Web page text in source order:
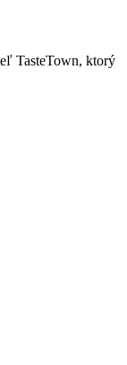
TasteTown, ktorý